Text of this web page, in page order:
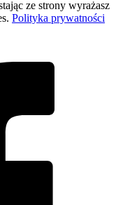
ze strony wyrażasz
Polityka prywatności